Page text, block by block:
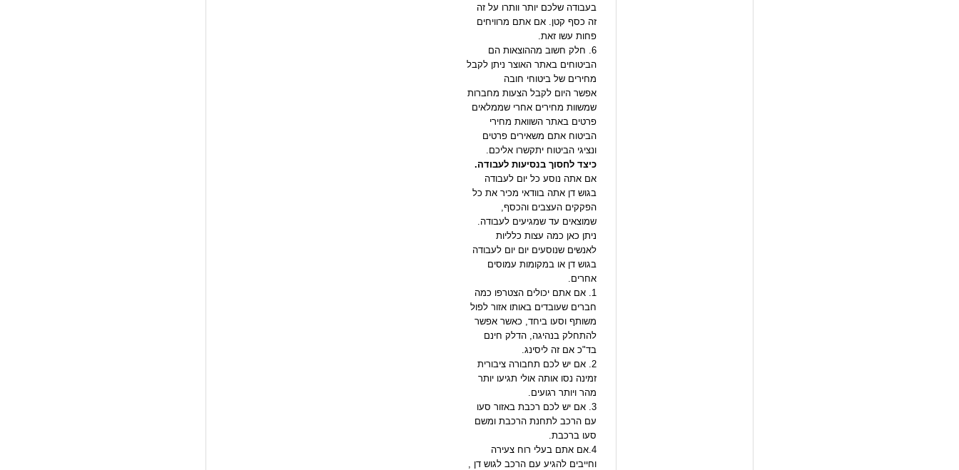
בעבודה שלכם יותר וותרו על זה
זה כסף קטן. אם אתם מרוויחים
פחות עשו זאת.
6. חלק חשוב מההוצאות הם
הביטוחים באתר האוצר ניתן לקבל
מחירים של ביטוחי חובה
אפשר היום לקבל הצעות מחברות
שמשוות מחירים אחרי שממלאים
פרטים באתר השוואת מחירי
הביטוח אתם משאירים פרטים
ונציגי הביטוח יתקשרו אליכם.
כיצד לחסוך בנסיעות לעבודה.
אם אתה נוסע כל יום לעבודה
בגוש דן אתה בוודאי מכיר את כל
הפקקים העצבים והכסף,
שמוצאים עד שמגיעים לעבודה.
ניתן כאן כמה עצות כלליות
לאנשים שנוסעים יום יום לעבודה
בגוש דן או במקומות עמוסים
אחרים.
1. אם אתם יכולים הצטרפו כמה
חברים שעובדים באותו אזור לפול
משותף וסעו ביחד, כאשר אפשר
להתחלק בנהיגה, הדלק חינם
בד"כ אם זה ליסינג.
2. אם יש לכם תחבורה ציבורית
זמינה נסו אותה אולי תגיעו יותר
מהר ויותר רגועים.
3. אם יש לכם רכבת באזור סעו
עם הרכב לתחנת הרכבת ומשם
סעו ברכבת.
4.אם אתם בעלי רוח צעירה
וחייבים להגיע עם הרכב לגוש דן ,